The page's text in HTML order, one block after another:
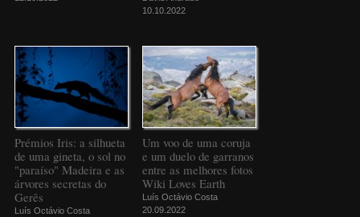
10.10.2022
Prémios Iris: a silhueta
de uma gineta, o sol no
"paraíso" Madeira e as
árvores secretas do
Gerês
Luís Octávio Costa
Um voo de uma coruja
e um duelo de garranos
entre as melhores fotos
Wiki Loves Earth
Luís Octávio Costa
20.09.2022